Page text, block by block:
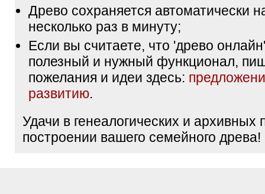
Древо сохраняется автоматически
несколько раз в минуту;
Если вы считаете, что 'древо
полезный и нужный функционал,
пожелания и идеи здесь:
развитию.
Удачи в генеалогических и архивных
построении вашего семейного древа!